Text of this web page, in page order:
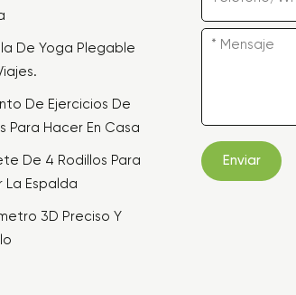
De Yoga Plegable
De Ejercicios De
Para Hacer En Casa
De 4 Rodillos Para
La Espalda
3D Preciso Y
Enviar